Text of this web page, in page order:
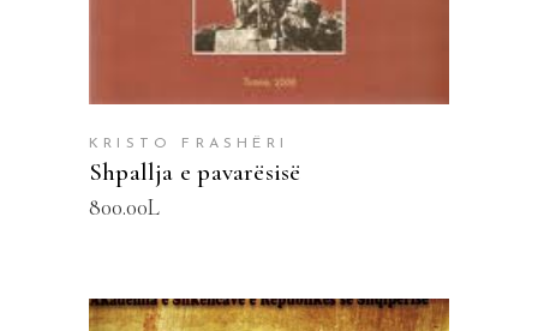
KRISTO FRASHËRI
Shpallja e pavarësisë
800.00L